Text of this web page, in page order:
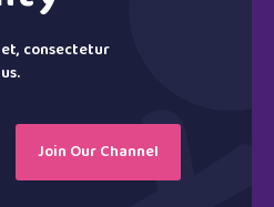
consectetur
Join Our Channel